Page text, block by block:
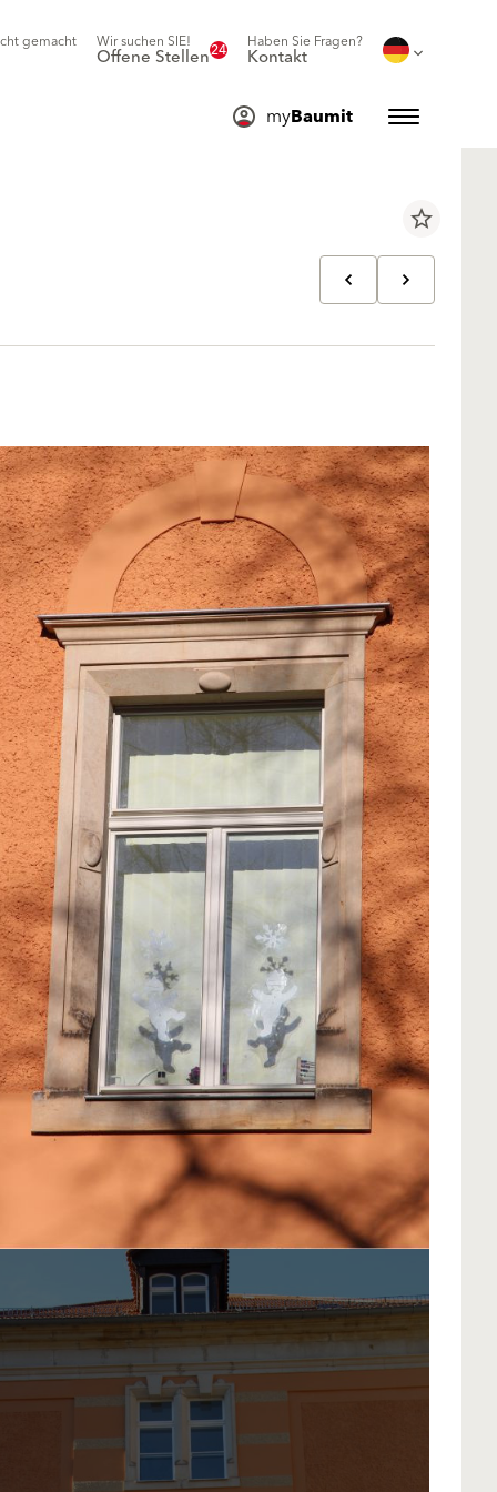
gemacht Wir suchen SIE!
Offene Stellen24 Haben Sie Fragen?
Kontakt
myBaumit
star_border